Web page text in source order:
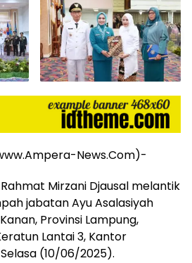
News.Com)-
Mirzani Djausal melantik
jabatan Ayu Asalasiyah
Provinsi Lampung,
Lantai 3, Kantor
(10/06/2025).